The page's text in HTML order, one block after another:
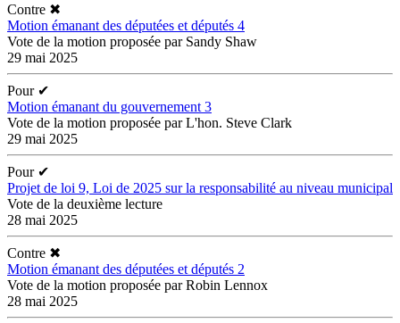
Contre ✖
Motion émanant des députées et députés 4
Vote de la motion proposée par Sandy Shaw
29 mai 2025
Pour ✔
Motion émanant du gouvernement 3
Vote de la motion proposée par L'hon. Steve Clark
29 mai 2025
Pour ✔
Projet de loi 9, Loi de 2025 sur la responsabilité au niveau municipal
Vote de la deuxième lecture
28 mai 2025
Contre ✖
Motion émanant des députées et députés 2
Vote de la motion proposée par Robin Lennox
28 mai 2025